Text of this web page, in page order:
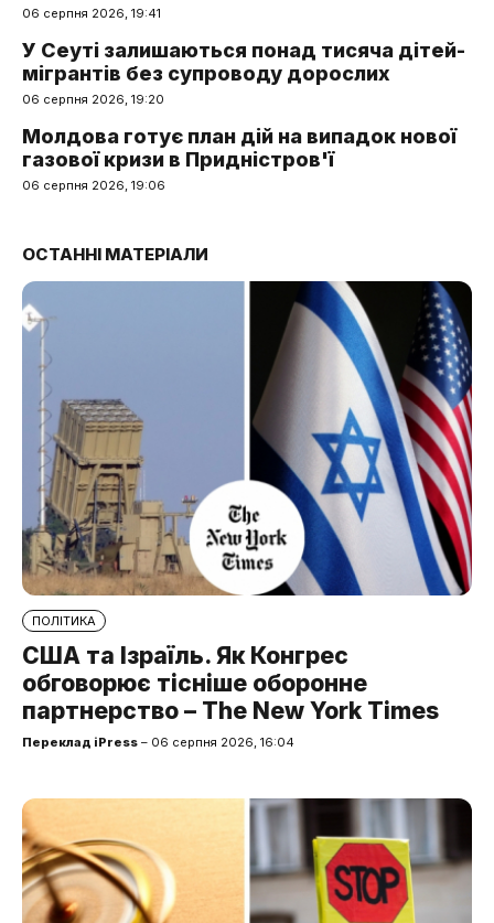
06 серпня 2026, 19:41
У Сеуті залишаються понад тисяча дітей-
мігрантів без супроводу дорослих
06 серпня 2026, 19:20
Молдова готує план дій на випадок нової
газової кризи в Придністров'ї
06 серпня 2026, 19:06
ОСТАННІ МАТЕРІАЛИ
ПОЛІТИКА
США та Ізраїль. Як Конгрес
обговорює тісніше оборонне
партнерство – The New York Times
Переклад iPress – 06 серпня 2026, 16:04